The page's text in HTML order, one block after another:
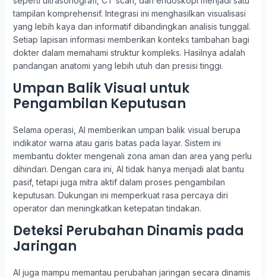
tampilan komprehensif. Integrasi ini menghasilkan visualisasi
yang lebih kaya dan informatif dibandingkan analisis tunggal.
Setiap lapisan informasi memberikan konteks tambahan bagi
dokter dalam memahami struktur kompleks. Hasilnya adalah
pandangan anatomi yang lebih utuh dan presisi tinggi.
Umpan Balik Visual untuk
Pengambilan Keputusan
Selama operasi, AI memberikan umpan balik visual berupa
indikator warna atau garis batas pada layar. Sistem ini
membantu dokter mengenali zona aman dan area yang perlu
dihindari. Dengan cara ini, AI tidak hanya menjadi alat bantu
pasif, tetapi juga mitra aktif dalam proses pengambilan
keputusan. Dukungan ini memperkuat rasa percaya diri
operator dan meningkatkan ketepatan tindakan.
Deteksi Perubahan Dinamis pada
Jaringan
AI juga mampu memantau perubahan jaringan secara dinamis